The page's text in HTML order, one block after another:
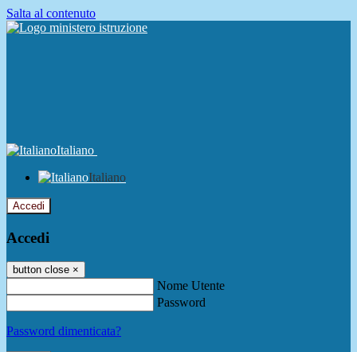
Salta al contenuto
Italiano
Italiano
Accedi
Accedi
button close ×
Nome Utente
Password
Password dimenticata?